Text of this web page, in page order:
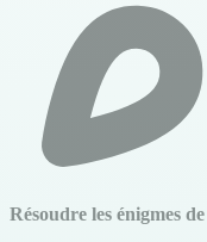
Résoudre les énigmes